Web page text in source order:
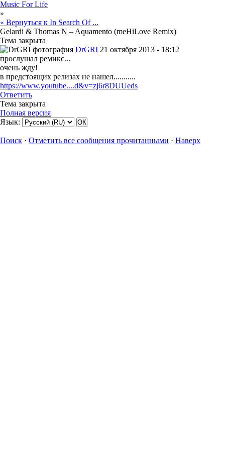
Music For Life
»
« Вернуться к In Search Of ...
Gelardi & Thomas N – Aquamento (meHiLove Remix)
Тема закрыта
DrGRI 21 октября 2013 - 18:12
прослушал ремикс...
очень жду!
в предстоящих релизах не нашел...........
https://www.youtube....d&v=zj6r8DUUeds
Ответить
Тема закрыта
Полная версия
Язык:
Поиск · Отметить все сообщения прочитанными · Наверх